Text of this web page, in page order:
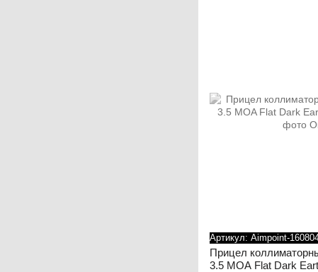
Артикул: Aimpoint-
Прицел
3.5 MOA Flat Dark